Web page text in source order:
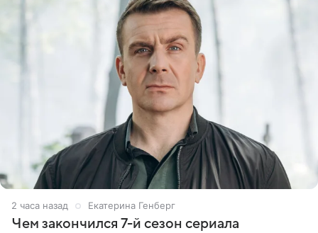
2 часа назад Екатерина Генберг
Чем закончился 7-й сезон сериала